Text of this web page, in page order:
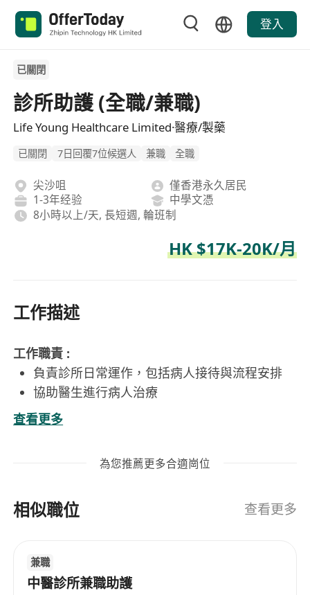
登入
已關閉
診所助護 (全職/兼職)
Life Young Healthcare Limited·醫療/製藥
已關閉 7日回覆7位候選人 兼職 全職
尖沙咀
僅香港永久居民
1-3年经验
中學文憑
8小時以上/天, 長短週, 輪班制
HK $17K-20K/月
工作描述
工作職責 :
負責診所日常運作，包括病人接待與流程安排
協助醫生進行病人治療
準備療程需要的物資及設備
處理一般文書工作，包括資料輸入與文件整理
中學畢業或以上學歷
持有抽血技術及靜脈導管插入牌照將會優先考慮
有責任心、待人有禮、細心主動、對客戶服務有
熱誠
查看更多
為您推薦更多合適崗位
相似職位 查看更多
兼職
中醫診所兼職助護